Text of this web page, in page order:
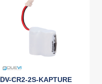
Duevi
DV-CR2-2S-KAPTURE